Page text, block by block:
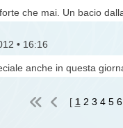
che mai. Un bacio
• 16:16
anche in questa
[ 1 2 3 4 5 6